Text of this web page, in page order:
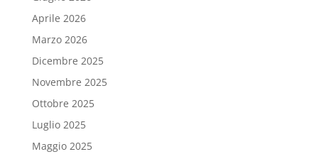
Aprile 2026
Marzo 2026
Dicembre 2025
Novembre 2025
Ottobre 2025
Luglio 2025
Maggio 2025